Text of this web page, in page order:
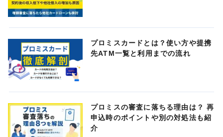
プロミスカードとは？使い方や提携
先ATM一覧と利用までの流れ
プロミスの審査に落ちる理由は？ 再
申込時のポイントや別の対処法も紹
介